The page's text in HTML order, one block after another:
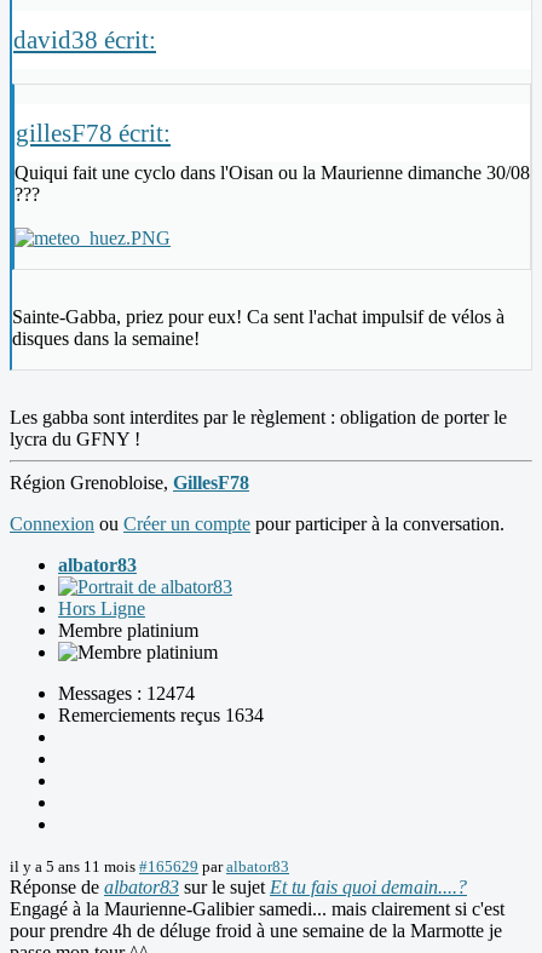
david38 écrit:
gillesF78 écrit:
Quiqui fait une cyclo dans l'Oisan ou la Maurienne dimanche 30/08
???
Sainte-Gabba, priez pour eux! Ca sent l'achat impulsif de vélos à
disques dans la semaine!
Les gabba sont interdites par le règlement : obligation de porter le
lycra du GFNY !
Région Grenobloise, GillesF78
Connexion ou Créer un compte pour participer à la conversation.
albator83
Hors Ligne
Membre platinium
Messages : 12474
Remerciements reçus 1634
il y a 5 ans 11 mois #165629 paralbator83
Réponse de albator83 sur le sujet Et tu fais quoi demain....?
Engagé à la Maurienne-Galibier samedi... mais clairement si c'est
pour prendre 4h de déluge froid à une semaine de la Marmotte je